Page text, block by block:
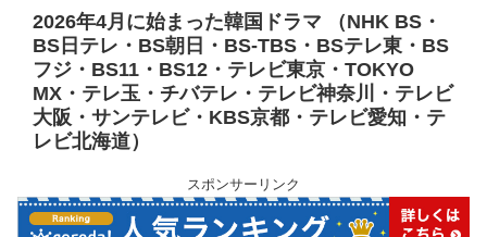
2026年4月に始まった韓国ドラマ （NHK BS・
BS日テレ・BS朝日・BS-TBS・BSテレ東・BS
フジ・BS11・BS12・テレビ東京・TOKYO
MX・テレ玉・チバテレ・テレビ神奈川・テレビ
大阪・サンテレビ・KBS京都・テレビ愛知・テ
レビ北海道）
スポンサーリンク